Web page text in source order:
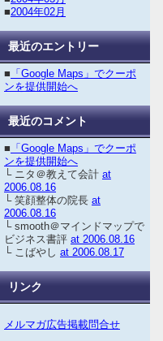
■2004年02月
最近のエントリー
■ 「Google Maps」でクーポ
ンを提供開始へ
最近のコメント
■ 「Google Maps」でクーポ
ンを提供開始へ
└ ニタ＠教えて会計 at
2006.08.16
└ 笑顔整体の院長 at
2006.08.16
└ smooth＠マインドマップで
ビジネス書評 at 2006.08.16
└ こばやし at 2006.08.17
リンク
メルマガ広告掲載問合せ